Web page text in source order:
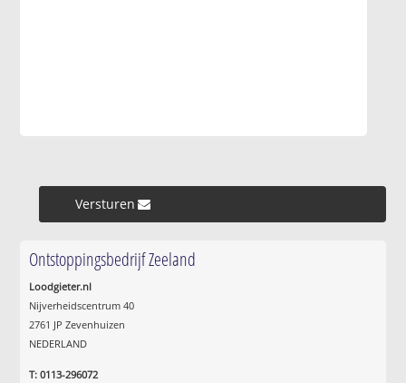
Versturen »
Ontstoppingsbedrijf Zeeland
Loodgieter.nl
Nijverheidscentrum 40
2761 JP Zevenhuizen
NEDERLAND
T: 0113-296072